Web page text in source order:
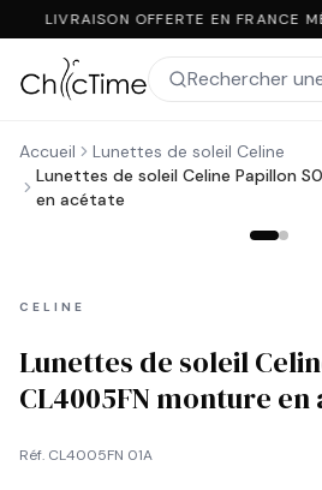
LIVRAISON OFFERTE EN FRANCE
Accueil
Lunettes de soleil Celine
Lunettes de soleil Celine Papillon
en acétate
CELINE
Lunettes de soleil
CL4005FN monture en
Réf. CL4005FN 01A